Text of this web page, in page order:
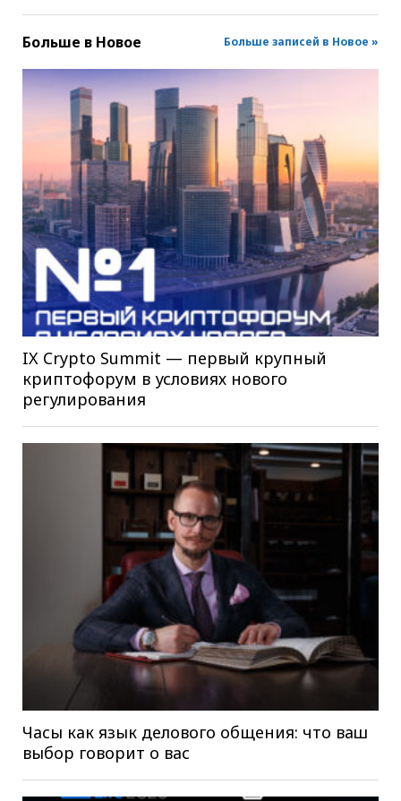
Больше в Новое Больше записей в Новое »
IX Crypto Summit — первый крупный
криптофорум в условиях нового
регулирования
Часы как язык делового общения: что ваш
выбор говорит о вас